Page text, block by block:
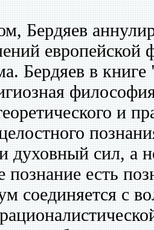
Бердяев
европейской
Бердяев в
и
духовный сил, а
познание есть
соединяется с